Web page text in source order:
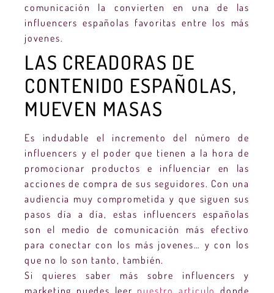
comunicación la convierten en una de las
influencers españolas favoritas entre los más
jovenes.
LAS CREADORAS DE
CONTENIDO ESPAÑOLAS,
MUEVEN MASAS
Es indudable el incremento del número de
influencers y el poder que tienen a la hora de
promocionar productos e influenciar en las
acciones de compra de sus seguidores. Con una
audiencia muy comprometida y que siguen sus
pasos día a día, estas influencers españolas
son el medio de comunicación más efectivo
para conectar con los más jovenes… y con los
que no lo son tanto, también.
Si quieres saber más sobre influencers y
marketing puedes leer nuestro articulo donde